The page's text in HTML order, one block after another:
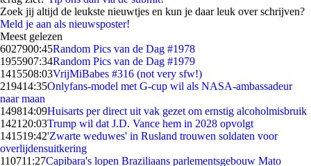
Zoek jij altijd de leukste nieuwtjes en kun je daar leuk over schrijven?
Meld je aan als nieuwsposter!
Meest gelezen
6027900:45Random Pics van de Dag #1978
1955907:34Random Pics van de Dag #1979
1415508:03VrijMiBabes #316 (not very sfw!)
219414:35Onlyfans-model met G-cup wil als NASA-ambassadeur
naar maan
149814:09Huisarts per direct uit vak gezet om ernstig alcoholmisbruik
1421 20:03Trump wil dat J.D. Vance hem in 2028 opvolgt
141519:42'Zwarte weduwes' in Rusland trouwen soldaten voor
overlijdensuitkering
110711:27Capibara's lopen Braziliaans parlementsgebouw Mato